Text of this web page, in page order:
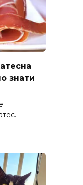
знати